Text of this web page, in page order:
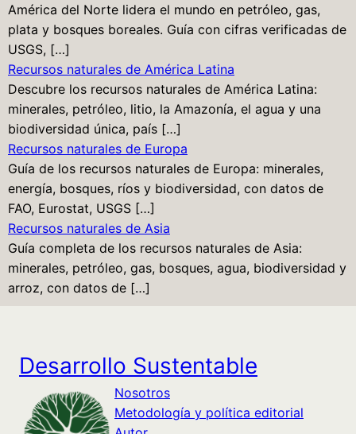
América del Norte lidera el mundo en petróleo, gas,
plata y bosques boreales. Guía con cifras verificadas de
USGS, […]
Recursos naturales de América Latina
Descubre los recursos naturales de América Latina:
minerales, petróleo, litio, la Amazonía, el agua y una
biodiversidad única, país […]
Recursos naturales de Europa
Guía de los recursos naturales de Europa: minerales,
energía, bosques, ríos y biodiversidad, con datos de
FAO, Eurostat, USGS […]
Recursos naturales de Asia
Guía completa de los recursos naturales de Asia:
minerales, petróleo, gas, bosques, agua, biodiversidad y
arroz, con datos de […]
Desarrollo Sustentable
Nosotros
Metodología y política editorial